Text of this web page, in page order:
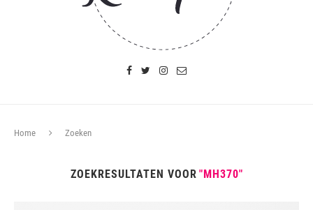
Home Zoeken
ZOEKRESULTATEN VOOR "MH370"